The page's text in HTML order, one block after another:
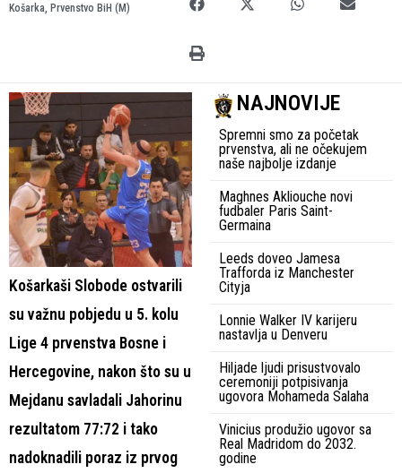
Košarka Prvenstvo BiH (M)
Košarkaši Slobode ostvarili
su važnu pobjedu u 5. kolu
Lige 4 prvenstva Bosne i
Hercegovine, nakon što su u
Mejdanu savladali Jahorinu
rezultatom 77:72 i tako
nadoknadili poraz iz prvog
NAJNOVIJE
Spremni smo za početak
prvenstva, ali ne očekujem
naše najbolje izdanje
Maghnes Akliouche novi
fudbaler Paris Saint-
Germaina
Leeds doveo Jamesa
Trafforda iz Manchester
Cityja
Lonnie Walker IV karijeru
nastavlja u Denveru
Hiljade ljudi prisustvovalo
ceremoniji potpisivanja
ugovora Mohameda Salaha
Vinicius produžio ugovor sa
Real Madridom do 2032.
godine